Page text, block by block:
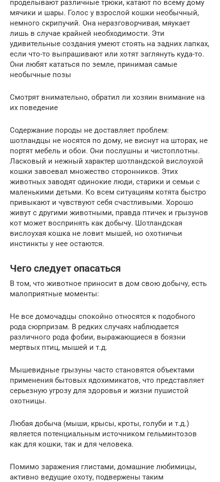
проделывают различные трюки, катают по всему дому
мячики и шары. Голос у взрослой кошки необычный,
немного скрипучий. Она неразговорчивая, мяукает
лишь в случае крайней необходимости. Эти
удивительные создания умеют стоять на задних лапках,
если что-то выпрашивают или хотят заглянуть куда-то.
Они любят кататься по земле, принимая самые
необычные позы
Смотрят внимательно, обратил ли хозяин внимание на
их поведение
Содержание породы не доставляет проблем:
шотландцы не носятся по дому, не виснут на шторах, не
портят мебель и обои. Они послушны и чистоплотны.
Ласковый и нежный характер шотландской вислоухой
кошки завоевал множество сторонников. Этих
животных заводят одинокие люди, старики и семьи с
маленькими детьми. Ко всем ситуациям котята быстро
привыкают и чувствуют себя счастливыми. Хорошо
живут с другими животными, правда птичек и грызунов
кот может воспринять как добычу. Шотландская
вислоухая кошка не ловит мышей, но охотничьи
инстинкты у нее остаются.
Чего следует опасаться
В том, что животное приносит в дом свою добычу, есть
малоприятные моменты:
Не все домочадцы спокойно относятся к подобного
рода сюрпризам. В редких случаях наблюдается
различного рода фобии, выражающиеся в боязни
мертвых птиц, мышей и т.д.
Мышевидные грызуны часто становятся объектами
применения бытовых ядохимикатов, что представляет
серьезную угрозу для здоровья и жизни пушистой
охотницы.
Любая добыча (мыши, крысы, кроты, голуби и т.д.)
является потенциальным источником гельминтозов
как для кошки, так и для человека.
Помимо заражения глистами, домашние любимицы,
активно ведущие охоту, подвержены таким